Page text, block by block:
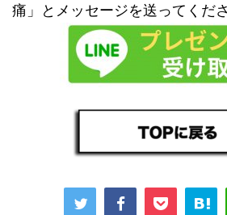
痛」とメッセージを送ってくださ